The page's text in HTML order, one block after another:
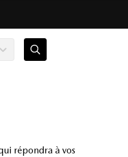
répondra à vos